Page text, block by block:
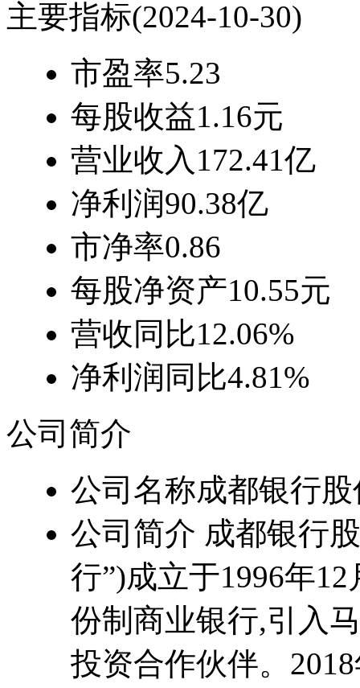
主要指标(2024-10-30)
市盈率5.23
每股收益1.16元
营业收入 172.41亿
净利润90.38亿
市净率0.86
每股净资产10.55元
营收同比12.06%
净利润同比4.81%
公司简介
公司名称成都银行
公司简介 成都银行
行”)成立于1996年
份制商业银行,引入
投资合作伙伴。